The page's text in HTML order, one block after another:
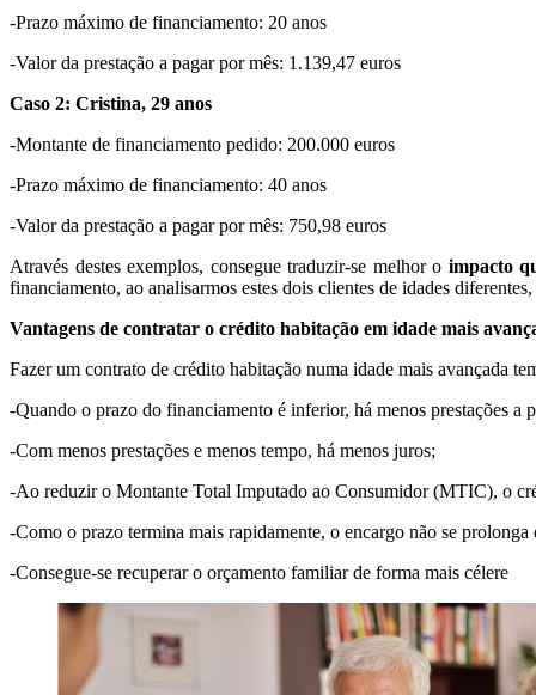
-Prazo máximo de financiamento: 20 anos
-Valor da prestação a pagar por mês: 1.139,47 euros
Caso 2: Cristina, 29 anos
-Montante de financiamento pedido: 200.000 euros
-Prazo máximo de financiamento: 40 anos
-Valor da prestação a pagar por mês: 750,98 euros
Através destes exemplos, consegue traduzir-se melhor o impacto
financiamento, ao analisarmos estes dois clientes de idades
Vantagens de contratar o crédito habitação em idade mais
Fazer um contrato de crédito habitação numa idade mais avançada
-Quando o prazo do financiamento é inferior, há menos prestações a
-Com menos prestações e menos tempo, há menos juros;
-Ao reduzir o Montante Total Imputado ao Consumidor (MTIC), o
-Como o prazo termina mais rapidamente, o encargo não se prolonga
-Consegue-se recuperar o orçamento familiar de forma mais célere